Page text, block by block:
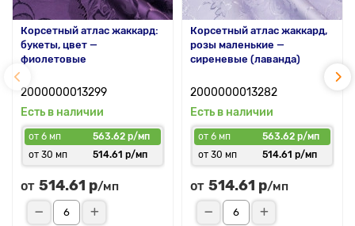
Корсетный атлас жаккард:
букеты, цвет —
фиолетовые
2000000013299
Есть в наличии
от 6 мп
563.62 р/мп
от 30 мп
514.61 р/мп
от 514.61 р/мп
Корсетный атлас жаккард,
розы маленькие —
сиреневые (лаванда)
2000000013282
Есть в наличии
от 6 мп
563.62 р/мп
от 30 мп
514.61 р/мп
от 514.61 р/мп